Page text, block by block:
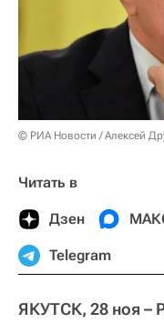
© РИА Новости / Алексей
Читать в
Дзен
Telegram
ЯКУТСК, 28 ноя –